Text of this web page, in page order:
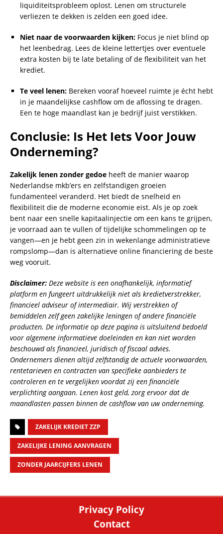
liquiditeitsprobleem oplost. Lenen om structurele
verliezen te dekken is zelden een goed idee.
Niet naar de voorwaarden kijken: Focus je niet blind op
het leenbedrag. Lees de kleine lettertjes over eventuele
extra kosten bij te late betaling of de flexibiliteit van het
krediet.
Te veel lenen: Bereken vooraf hoeveel ruimte je écht hebt
in je maandelijkse cashflow om de aflossing te dragen.
Een te hoge maandlast kan je bedrijf juist verstikken.
Conclusie: Is Het Iets Voor Jouw
Onderneming?
Zakelijk lenen zonder gedoe heeft de manier waarop
Nederlandse mkb’ers en zelfstandigen groeien
fundamenteel veranderd. Het biedt de snelheid en
flexibiliteit die de moderne economie eist. Als je op zoek
bent naar een snelle kapitaalinjectie om een kans te grijpen,
je voorraad aan te vullen of tijdelijke schommelingen op te
vangen—en je hebt geen zin in wekenlange administratieve
rompslomp—dan is alternatieve online financiering de beste
weg vooruit.
Disclaimer: Deze website is een onafhankelijk, informatief
platform en fungeert uitdrukkelijk niet als kredietverstrekker,
financieel adviseur of intermediair. Wij verstrekken of
bemiddelen zelf geen zakelijke leningen of andere financiële
producten. De informatie op deze pagina is uitsluitend bedoeld
voor algemene informatieve doeleinden en kan niet worden
beschouwd als financieel, juridisch of fiscaal advies.
Ondernemers dienen altijd zelfstandig de actuele voorwaarden,
rentetarieven en contracten van specifieke aanbieders te
controleren en te vergelijken voordat zij een financiële
verplichting aangaan. Lenen kost geld, zorg ervoor dat de
maandlasten passen binnen de cashflow van uw onderneming.
ZAKELIJK KREDIET ZZP
ZAKELIJKE LENING AANVRAGEN
ZONDER JAARCIJFERS LENEN
Privacy Policy
Contact